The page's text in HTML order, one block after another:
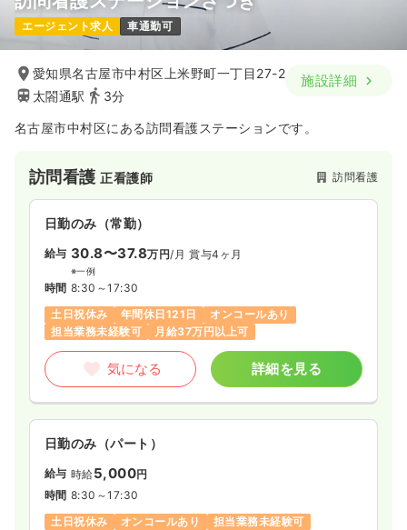
エージェント求人 車通勤可
愛知県名古屋市中村区上米野町一丁目27-2
太閤通駅
3分
施設詳細
名古屋市中村区にある訪問看護ステーションです。
訪問看護正看護師 訪問看護
日勤のみ（常勤）
給与 30.8〜37.8万円/月 賞与4ヶ月
※一例
時間 8:30～17:30
土日祝休み
年間休日121日
オンコールあり
担当業務未経験可
月給37万円以上可
気になる 詳細を見る
日勤のみ（パート）
給与 時給5,000円
時間 8:30～17:30
土日祝休み
オンコールあり
担当業務未経験可